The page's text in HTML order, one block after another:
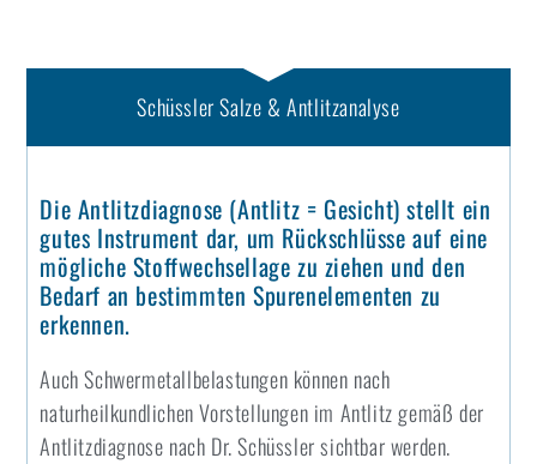
Schüssler Salze & Antlitzanalyse
Die Antlitzdiagnose (Antlitz = Gesicht) stellt ein
gutes Instrument dar, um Rückschlüsse auf eine
mögliche Stoffwechsellage zu ziehen und den
Bedarf an bestimmten Spurenelementen zu
erkennen.
Auch Schwermetallbelastungen können nach
naturheilkundlichen Vorstellungen im Antlitz gemäß der
Antlitzdiagnose nach Dr. Schüssler sichtbar werden.